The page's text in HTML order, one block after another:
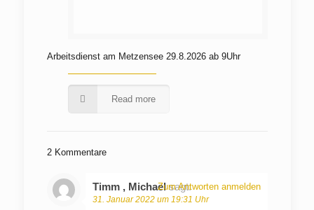
Arbeitsdienst am Metzensee 29.8.2026 ab 9Uhr
Read more
2 Kommentare
Timm , Michael sagt:
31. Januar 2022 um 19:31 Uhr
Zum Antworten anmelden